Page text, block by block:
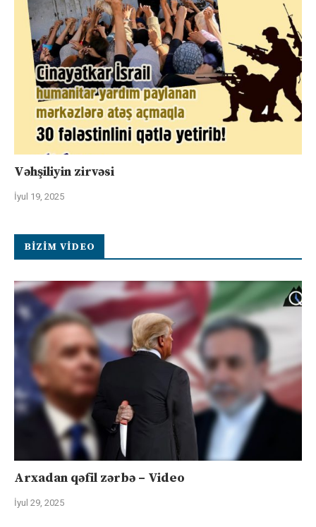
Vəhşiliyin zirvəsi
İyul 19, 2025
BIZIM VIDEO
Arxadan qəfil zərbə – Video
İyul 29, 2025